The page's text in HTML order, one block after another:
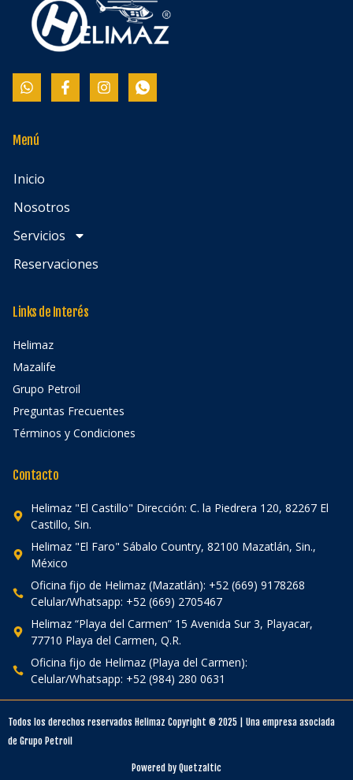
Menú
Inicio
Nosotros
Servicios
Reservaciones
Links de Interés
Helimaz
Mazalife
Grupo Petroil
Preguntas Frecuentes
Términos y Condiciones
Contacto
Helimaz "El Castillo" Dirección: C. la Piedrera 120, 82267 El
Castillo, Sin.
Helimaz "El Faro" Sábalo Country, 82100 Mazatlán, Sin.,
México
Oficina fijo de Helimaz (Mazatlán): +52 (669) 9178268
Celular/Whatsapp: +52 (669) 2705467
Helimaz “Playa del Carmen” 15 Avenida Sur 3, Playacar,
77710 Playa del Carmen, Q.R.
Oficina fijo de Helimaz (Playa del Carmen):
Celular/Whatsapp: +52 (984) 280 0631
Todos los derechos reservados Helimaz Copyright © 2025 | Una empresa asociada
de Grupo Petroil
Powered by Quetzaltic